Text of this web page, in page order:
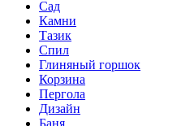
Сад
Камни
Тазик
Спил
Глиняный горшок
Корзина
Пергола
Дизайн
Баня